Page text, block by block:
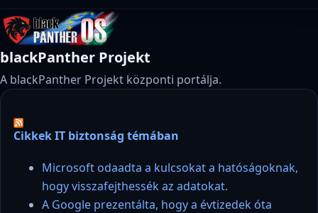
blackPanther Projekt
A blackPanther Projekt központi portálja.
Cikkek IT biztonság témában
Microsoft odaadta a kulcsokat a hatóságoknak,
hogy visszafejthessék az adatokat.
A Google prezentálta, hogy a évtizedek óta